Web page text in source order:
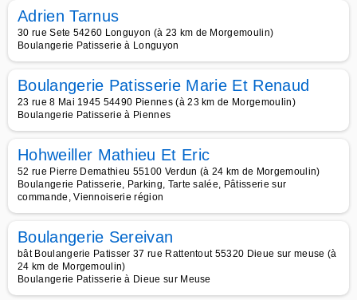
Adrien Tarnus
30 rue Sete 54260 Longuyon (à 23 km de Morgemoulin)
Boulangerie Patisserie à Longuyon
Boulangerie Patisserie Marie Et Renaud
23 rue 8 Mai 1945 54490 Piennes (à 23 km de Morgemoulin)
Boulangerie Patisserie à Piennes
Hohweiller Mathieu Et Eric
52 rue Pierre Demathieu 55100 Verdun (à 24 km de Morgemoulin)
Boulangerie Patisserie, Parking, Tarte salée, Pâtisserie sur
commande, Viennoiserie région
Boulangerie Sereivan
bât Boulangerie Patisser 37 rue Rattentout 55320 Dieue sur meuse (à
24 km de Morgemoulin)
Boulangerie Patisserie à Dieue sur Meuse